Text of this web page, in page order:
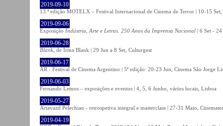
2019-09-10
13.ª edição MOTELX – Festival Internacional de Cinema de Terror | 10-15
2019-09-06
Exposição Indústria, Arte e Letras. 250 Anos da Imprensa Nacional | 6 Set -
2019-06-28
Blank , de Irma Blank | 29 Jun a 8 Set, Culturgest
2019-06-17
AR - Festival de Cinema Argentino | 5ª edição: 20-23 Jun, Cinema São Jorge
2019-06-03
Fernando Lemos – exposições e eventos | 4, 5, 6 Junho, vários locais, Lisboa
2019-05-27
Artavazd Pelechian - retrospetiva integral e masterclass | 27-31 Maio,
2019-04-19